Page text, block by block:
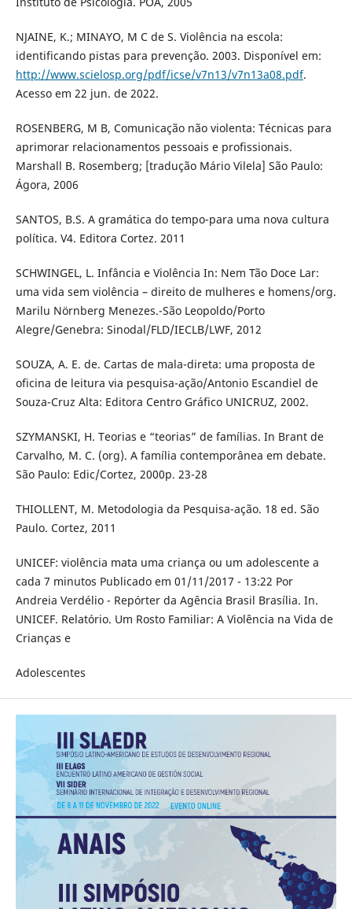
NJAINE, K.; MINAYO, M C de S. Violência na escola:
identificando pistas para prevenção. 2003. Disponível em:
http://www.scielosp.org/pdf/icse/v7n13/v7n13a08.pdf.
Acesso em 22 jun. de 2022.
ROSENBERG, M B, Comunicação não violenta: Técnicas para
aprimorar relacionamentos pessoais e profissionais.
Marshall B. Rosemberg; [tradução Mário Vilela] São Paulo:
Ágora, 2006
SANTOS, B.S. A gramática do tempo-para uma nova cultura
política. V4. Editora Cortez. 2011
SCHWINGEL, L. Infância e Violência In: Nem Tão Doce Lar:
uma vida sem violência – direito de mulheres e homens/org.
Marilu Nörnberg Menezes.-São Leopoldo/Porto
Alegre/Genebra: Sinodal/FLD/IECLB/LWF, 2012
SOUZA, A. E. de. Cartas de mala-direta: uma proposta de
oficina de leitura via pesquisa-ação/Antonio Escandiel de
Souza-Cruz Alta: Editora Centro Gráfico UNICRUZ, 2002.
SZYMANSKI, H. Teorias e “teorias” de famílias. In Brant de
Carvalho, M. C. (org). A família contemporânea em debate.
São Paulo: Edic/Cortez, 2000p. 23-28
THIOLLENT, M. Metodologia da Pesquisa-ação. 18 ed. São
Paulo. Cortez, 2011
UNICEF: violência mata uma criança ou um adolescente a
cada 7 minutos Publicado em 01/11/2017 - 13:22 Por
Andreia Verdélio - Repórter da Agência Brasil Brasília. In.
UNICEF. Relatório. Um Rosto Familiar: A Violência na Vida de
Crianças e
Adolescentes